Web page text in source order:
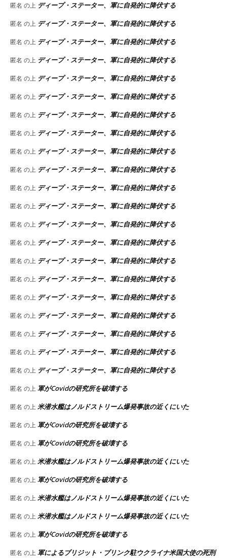
匿名 の上 ディープ・ステーター、軍に自発的に降伏する
匿名 の上 ディープ・ステーター、軍に自発的に降伏する
匿名 の上 ディープ・ステーター、軍に自発的に降伏する
匿名 の上 ディープ・ステーター、軍に自発的に降伏する
匿名 の上 ディープ・ステーター、軍に自発的に降伏する
匿名 の上 ディープ・ステーター、軍に自発的に降伏する
匿名 の上 ディープ・ステーター、軍に自発的に降伏する
匿名 の上 ディープ・ステーター、軍に自発的に降伏する
匿名 の上 ディープ・ステーター、軍に自発的に降伏する
匿名 の上 ディープ・ステーター、軍に自発的に降伏する
匿名 の上 ディープ・ステーター、軍に自発的に降伏する
匿名 の上 ディープ・ステーター、軍に自発的に降伏する
匿名 の上 ディープ・ステーター、軍に自発的に降伏する
匿名 の上 ディープ・ステーター、軍に自発的に降伏する
匿名 の上 ディープ・ステーター、軍に自発的に降伏する
匿名 の上 ディープ・ステーター、軍に自発的に降伏する
匿名 の上 ディープ・ステーター、軍に自発的に降伏する
匿名 の上 ディープ・ステーター、軍に自発的に降伏する
匿名 の上 ディープ・ステーター、軍に自発的に降伏する
匿名 の上 ディープ・ステーター、軍に自発的に降伏する
匿名 の上 ディープ・ステーター、軍に自発的に降伏する
匿名 の上 軍がCovidの研究所を破壊する
匿名 の上 米潜水艦はノルドストリーム爆発事故の近くにいた
匿名 の上 軍がCovidの研究所を破壊する
匿名 の上 軍がCovidの研究所を破壊する
匿名 の上 米潜水艦はノルドストリーム爆発事故の近くにいた
匿名 の上 軍がCovidの研究所を破壊する
匿名 の上 米潜水艦はノルドストリーム爆発事故の近くにいた
匿名 の上 米潜水艦はノルドストリーム爆発事故の近くにいた
匿名 の上 軍がCovidの研究所を破壊する
匿名 の上 軍によるブリジット・ブリンク駐ウクライナ米国大使の死刑